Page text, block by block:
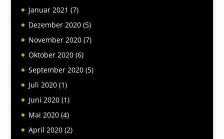
Januar 2021 (7)
Dezember 2020(5)
November 2020(7)
Oktober 2020(6)
September 2020(5)
Juli 2020(1)
Juni 2020(1)
Mai 2020(4)
April 2020(2)